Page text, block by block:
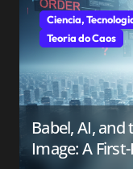
Ciencia,
Teoria do Caos
Babel, AI,
Image: A